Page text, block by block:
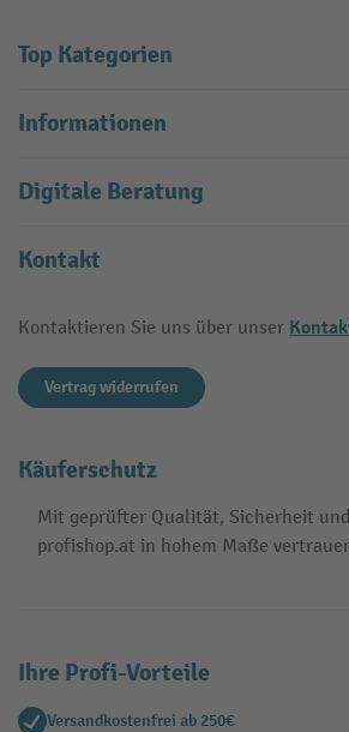
Top Kategorien
Informationen
Digitale Beratung
Kontakt
Kontaktieren Sie uns über unser
Vertrag widerrufen
Käuferschutz
Mit geprüfter Qualität, Sicherheit
profishop.at in hohem Maße
Ihre Profi-Vorteile
Versandkostenfrei ab 250€